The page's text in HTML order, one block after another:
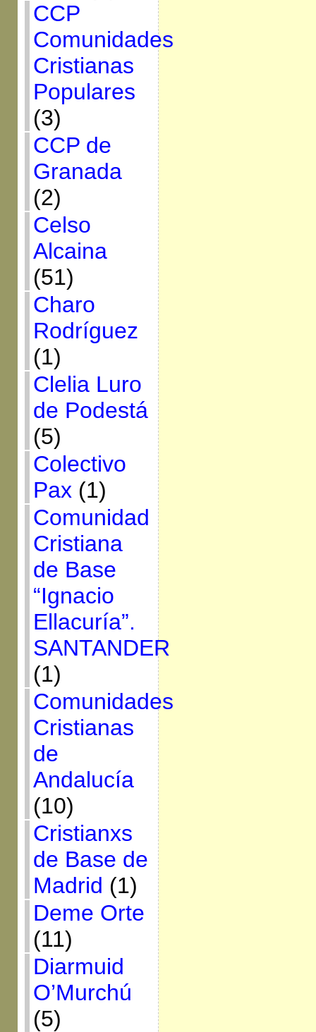
CCP
Comunidades
Cristianas
Populares
(3)
CCP de
Granada
(2)
Celso
Alcaina
(51)
Charo
Rodríguez
(1)
Clelia Luro
de Podestá
(5)
Colectivo
Pax (1)
Comunidad
Cristiana
de Base
“Ignacio
Ellacuría”.
SANTANDER
(1)
Comunidades
Cristianas
de
Andalucía
(10)
Cristianxs
de Base de
Madrid (1)
Deme Orte
(11)
Diarmuid
O’Murchú
(5)